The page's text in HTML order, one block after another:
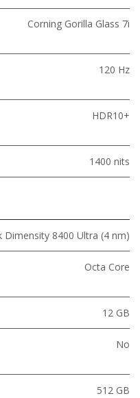
Corning Gorilla Glass 7i
120 Hz
HDR10+
1400 nits
Dimensity 8400 Ultra (4 nm)
Octa Core
12 GB
No
512 GB